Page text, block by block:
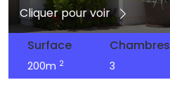
Cliquer pour voir
Surface
200m 2
Chambres
3